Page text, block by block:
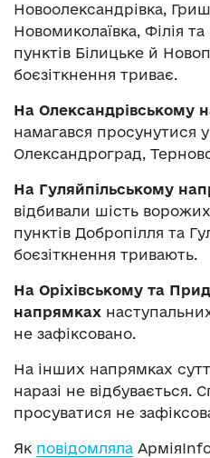
Новоолександрівка,
Новомиколаївка, Філія
пунктів Білицьке й
боєзіткнення триває.
На Олександрівському
намагався просунутися
Олександроград,
На Гуляйпільському
відбивали шість
пунктів Добропілля та
боєзіткнення тривають.
На Оріхівському та
напрямках
не зафіксовано.
На інших напрямках
наразі не відбувається.
просуватися не
Як повідомляла